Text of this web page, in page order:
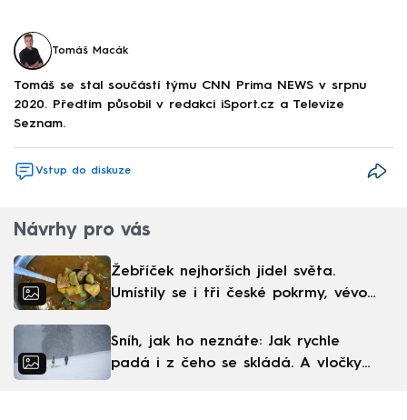
Tomáš Macák
Tomáš se stal součástí týmu CNN Prima NEWS v srpnu
2020. Předtím působil v redakci iSport.cz a Televize
Seznam.
Vstup do diskuze
Návrhy pro vás
Žebříček nejhorších jídel světa.
Umístily se i tři české pokrmy, vévodí
Sníh, jak ho neznáte: Jak rychle
padá i z čeho se skládá. A vločky